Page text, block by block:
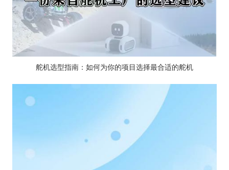
舵机选型指南：如何为你的项目选择最合适的舵机